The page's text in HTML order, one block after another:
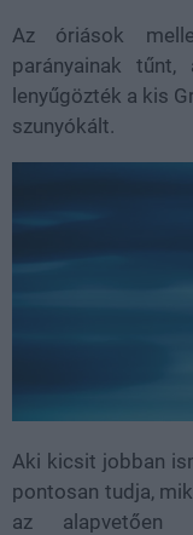
Az óriások
parányainak
lenyűgözték a kis
szunyókált.
Aki kicsit jobban
pontosan tudja,
az alapvetően